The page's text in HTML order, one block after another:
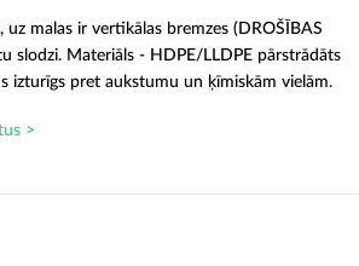
uz malas ir vertikālas bremzes (DROŠĪBAS
slodzi. Materiāls - HDPE/LLDPE pārstrādāts
izturīgs pret aukstumu un ķīmiskām vielām.
>